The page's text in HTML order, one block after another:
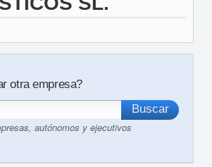
otra empresa?
autónomos y ejecutivos